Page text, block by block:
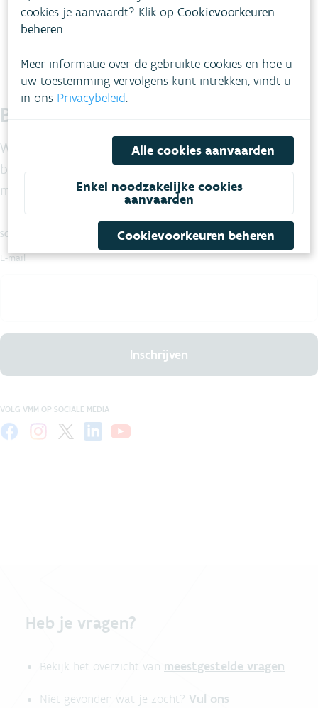
Op het dashboard vind je per waterlichaam de evaluatie,
knelpunten en acties.
Blijf je graag op de hoogte?
We maken maandelijks voor jou een selectie van de
belangrijkste nieuwsberichten op maat van de
milieuprofessional.
SCHRIJF JE IN OP DE NIEUWSBRIEF
E-mail
Inschrijven
VOLG VMM OP SOCIALE MEDIA
Heb je vragen?
Bekijk het overzicht van meestgestelde vragen.
Niet gevonden wat je zocht? Vul ons
cookies je aanvaardt? Klik opCookievoorkeuren
beheren.
Meer informatie over de gebruikte cookies en hoe u
uw toestemming vervolgens kunt intrekken, vindt u
in ons Privacybeleid.
Alle cookies aanvaarden
Enkel noodzakelijke cookies
aanvaarden
Cookievoorkeuren beheren